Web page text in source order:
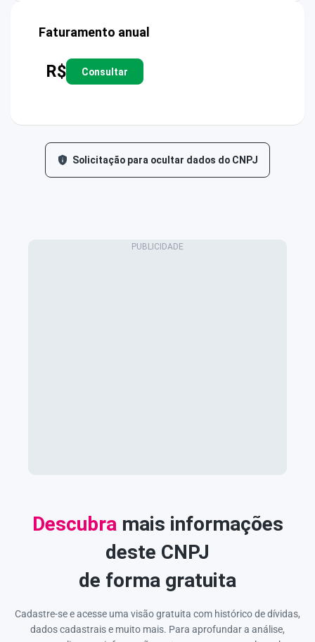
Faturamento anual
R$ Consultar
Solicitação para ocultar dados do CNPJ
Descubramais informações
deste CNPJ
de forma gratuita
Cadastre-se e acesse uma visão gratuita com histórico de dívidas,
dados cadastrais e muito mais. Para aprofundar a análise,